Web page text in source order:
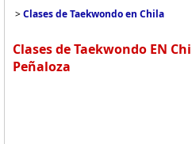
>Clases de Taekwondo en Chila
Clases de Taekwondo EN
Peñaloza